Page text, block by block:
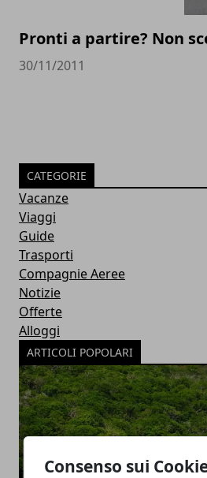
Consenso sui
Pronti a partire? Non
30/11/2011
CATEGORIE
Vacanze
Viaggi
Guide
Trasporti
Compagnie Aeree
Notizie
Offerte
Alloggi
ARTICOLI POPOLARI